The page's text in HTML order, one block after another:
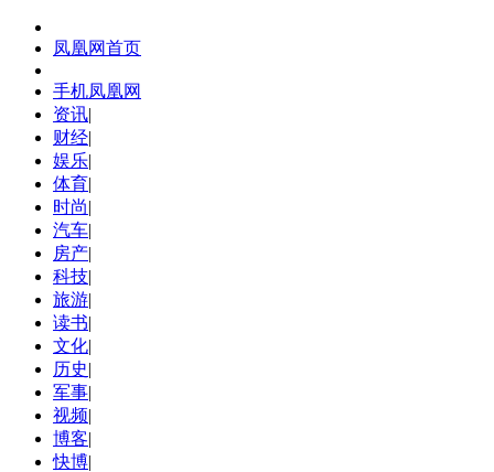
凤凰网首页
手机凤凰网
资讯|
财经|
娱乐|
体育|
时尚|
汽车|
房产|
科技|
旅游|
读书|
文化|
历史|
军事|
视频|
博客|
快博|